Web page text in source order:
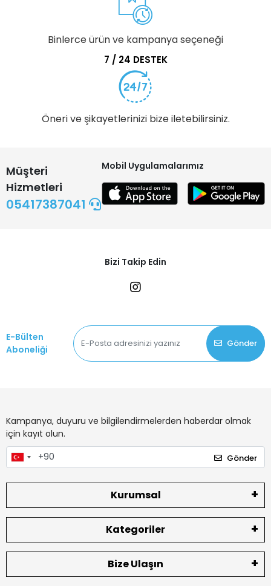
Binlerce ürün ve kampanya seçeneği
7 / 24 DESTEK
Öneri ve şikayetlerinizi bize iletebilirsiniz.
Müşteri
Hizmetleri
05417387041
Mobil Uygulamalarımız
Bizi Takip Edin
E-Bülten
Aboneliği
Gönder
Kampanya, duyuru ve bilgilendirmelerden haberdar olmak
için kayıt olun.
Gönder
Kurumsal
Kategoriler
Bize Ulaşın